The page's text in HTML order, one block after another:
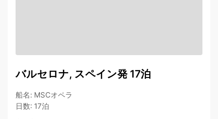
バルセロナ, スペイン発 17泊
船名: MSCオペラ
日数: 17泊